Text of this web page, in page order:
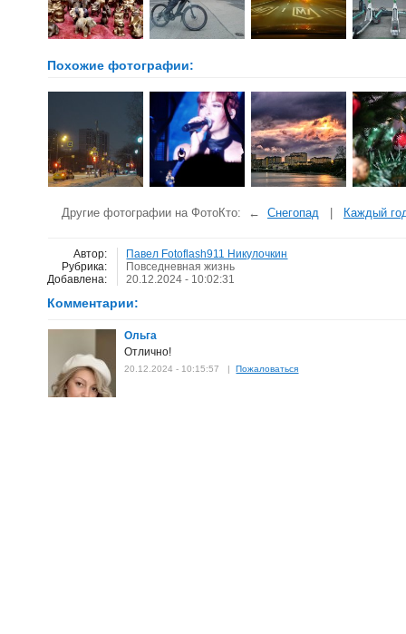
Похожие фотографии:
Другие фотографии на ФотоКто: ← Снегопад | Каждый
Автор:
Рубрика:
Добавлена:
Павел Fotoflash911 Никулочкин
Повседневная жизнь
20.12.2024 - 10:02:31
Комментарии:
Ольга
Отлично!
20.12.2024 - 10:15:57 |Пожаловаться